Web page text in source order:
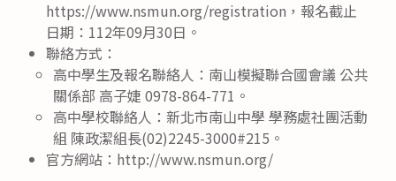
https://www.nsmun.org/registration，報名截止
日期：112年09月30日。
聯絡方式：
高中學生及報名聯絡人：南山模擬聯合國會議 公共
關係部 高子婕 0978-864-771。
高中學校聯絡人：新北市南山中學 學務處社團活動
組 陳政潔組長(02)2245-3000#215。
官方網站：http://www.nsmun.org/